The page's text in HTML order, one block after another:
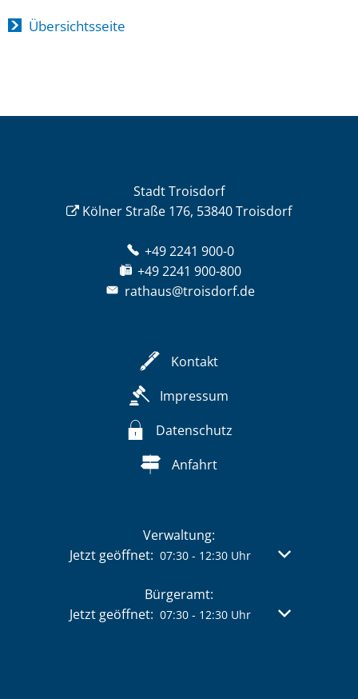
Übersichtsseite
Stadt Troisdorf
Kölner Straße 176, 53840 Troisdorf
+49 2241 900-0
+49 2241 900-800
rathaus@troisdorf.de
Kontakt
Impressum
Datenschutz
Anfahrt
Verwaltung:
Klicken, um weitere Öffnungs- oder
Jetzt geöffnet: 07:30- 12:30Uhr Von 07:30
Bürgeramt:
Klicken, um weitere Öffnungs- oder
Jetzt geöffnet: 07:30- 12:30Uhr Von 07:30